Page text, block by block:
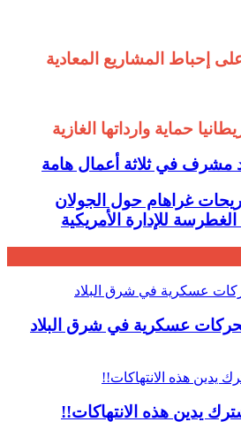
إحباط المشاريع المعادية
حماية وارداتها الغازية
مشرف في ثلاثة أعمال هامة
غراهام حول الجولان
للإدارة الأمريكية
تحركات عسكرية في شرق البلاد
يدين هذه الانتهاكات!!